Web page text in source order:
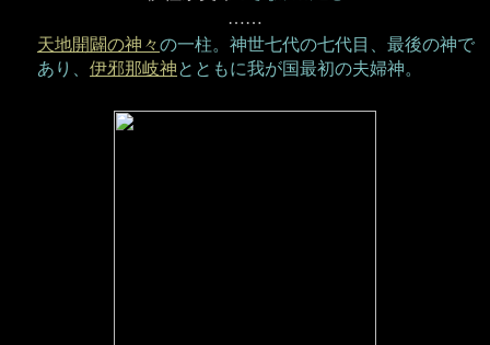
……
天地開闢の神々の一柱。神世七代の七代目、最後の神で
あり、 伊邪那岐神とともに我が国最初の夫婦神。